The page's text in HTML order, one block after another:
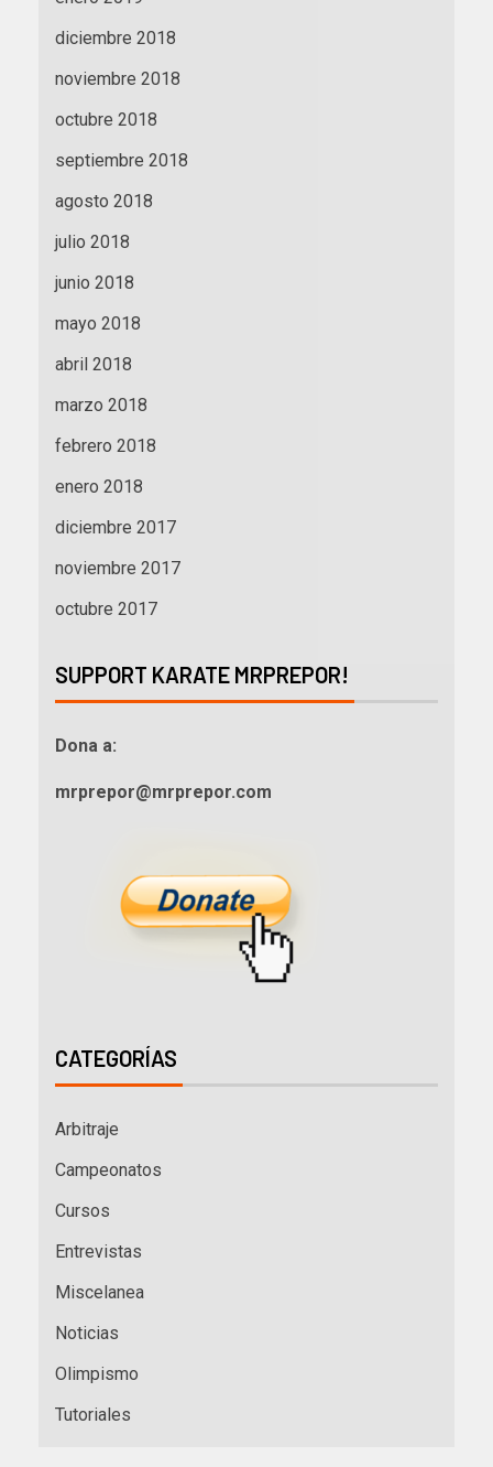
diciembre 2018
noviembre 2018
octubre 2018
septiembre 2018
agosto 2018
julio 2018
junio 2018
mayo 2018
abril 2018
marzo 2018
febrero 2018
enero 2018
diciembre 2017
noviembre 2017
octubre 2017
SUPPORT KARATE MRPREPOR!
Dona a:
mrprepor@mrprepor.com
CATEGORÍAS
Arbitraje
Campeonatos
Cursos
Entrevistas
Miscelanea
Noticias
Olimpismo
Tutoriales